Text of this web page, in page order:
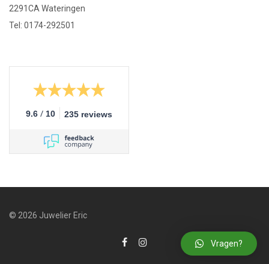
2291CA Wateringen
Tel: 0174-292501
9.6 / 10 235 reviews
© 2026 Juwelier Eric
Vragen?